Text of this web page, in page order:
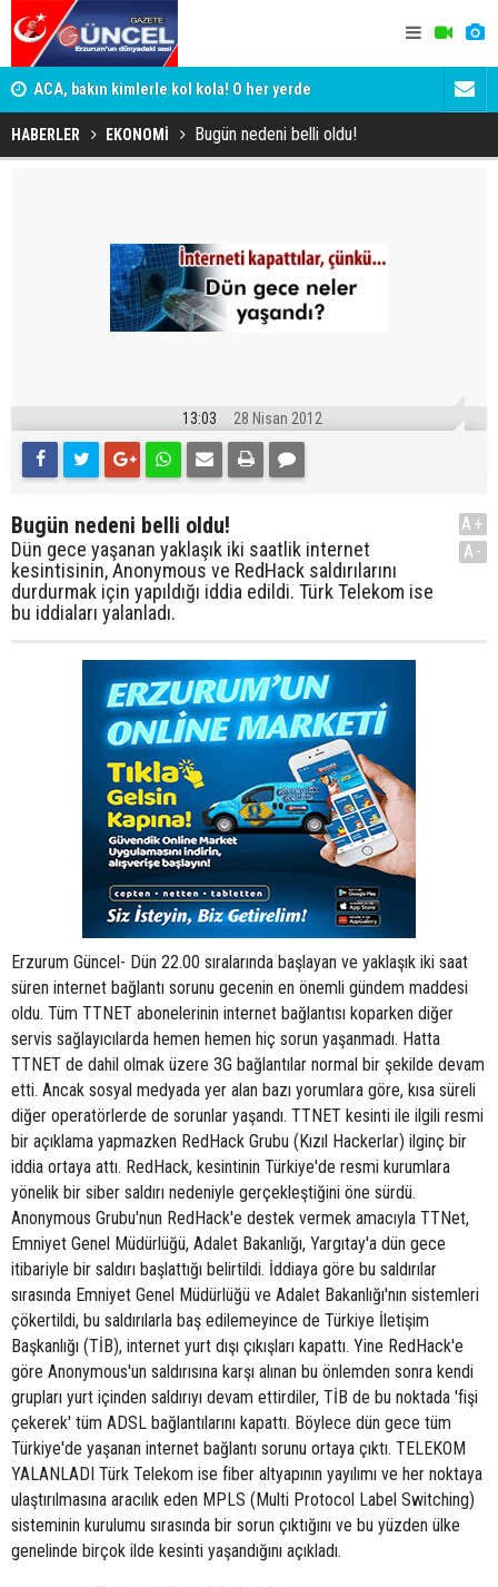
ACA, bakın kimlerle kol kola! O her yerde ADALET
HABERLER EKONOMİ Bugün nedeni belli oldu!
13:03 28 Nisan 2012
Bugün nedeni belli oldu!
Dün gece yaşanan yaklaşık iki saatlik internet
kesintisinin, Anonymous ve RedHack saldırılarını
durdurmak için yapıldığı iddia edildi. Türk Telekom ise
bu iddiaları yalanladı.
A+
A-
Erzurum Güncel- Dün 22.00 sıralarında başlayan ve yaklaşık iki saat
süren internet bağlantı sorunu gecenin en önemli gündem maddesi
oldu. Tüm TTNET abonelerinin internet bağlantısı koparken diğer
servis sağlayıcılarda hemen hemen hiç sorun yaşanmadı. Hatta
TTNET de dahil olmak üzere 3G bağlantılar normal bir şekilde devam
etti. Ancak sosyal medyada yer alan bazı yorumlara göre, kısa süreli
diğer operatörlerde de sorunlar yaşandı. TTNET kesinti ile ilgili resmi
bir açıklama yapmazken RedHack Grubu (Kızıl Hackerlar) ilginç bir
iddia ortaya attı. RedHack, kesintinin Türkiye'de resmi kurumlara
yönelik bir siber saldırı nedeniyle gerçekleştiğini öne sürdü.
Anonymous Grubu'nun RedHack'e destek vermek amacıyla TTNet,
Emniyet Genel Müdürlüğü, Adalet Bakanlığı, Yargıtay'a dün gece
itibariyle bir saldırı başlattığı belirtildi. İddiaya göre bu saldırılar
sırasında Emniyet Genel Müdürlüğü ve Adalet Bakanlığı'nın sistemleri
çökertildi, bu saldırılarla baş edilemeyince de Türkiye İletişim
Başkanlığı (TİB), internet yurt dışı çıkışları kapattı. Yine RedHack'e
göre Anonymous'un saldırısına karşı alınan bu önlemden sonra kendi
grupları yurt içinden saldırıyı devam ettirdiler, TİB de bu noktada 'fişi
çekerek' tüm ADSL bağlantılarını kapattı. Böylece dün gece tüm
Türkiye'de yaşanan internet bağlantı sorunu ortaya çıktı. TELEKOM
YALANLADI Türk Telekom ise fiber altyapının yayılımı ve her noktaya
ulaştırılmasına aracılık eden MPLS (Multi Protocol Label Switching)
sisteminin kurulumu sırasında bir sorun çıktığını ve bu yüzden ülke
genelinde birçok ilde kesinti yaşandığını açıkladı.